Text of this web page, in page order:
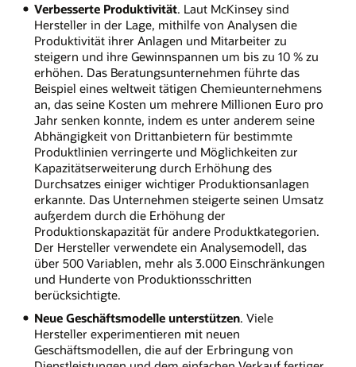
Verbesserte Produktivität. Laut McKinsey sind
Hersteller in der Lage, mithilfe von Analysen die
Produktivität ihrer Anlagen und Mitarbeiter zu
steigern und ihre Gewinnspannen um bis zu 10 % zu
erhöhen. Das Beratungsunternehmen führte das
Beispiel eines weltweit tätigen Chemieunternehmens
an, das seine Kosten um mehrere Millionen Euro pro
Jahr senken konnte, indem es unter anderem seine
Abhängigkeit von Drittanbietern für bestimmte
Produktlinien verringerte und Möglichkeiten zur
Kapazitätserweiterung durch Erhöhung des
Durchsatzes einiger wichtiger Produktionsanlagen
erkannte. Das Unternehmen steigerte seinen Umsatz
außerdem durch die Erhöhung der
Produktionskapazität für andere Produktkategorien.
Der Hersteller verwendete ein Analysemodell, das
über 500 Variablen, mehr als 3.000 Einschränkungen
und Hunderte von Produktionsschritten
berücksichtigte.
Neue Geschäftsmodelle unterstützen. Viele
Hersteller experimentieren mit neuen
Geschäftsmodellen, die auf der Erbringung von